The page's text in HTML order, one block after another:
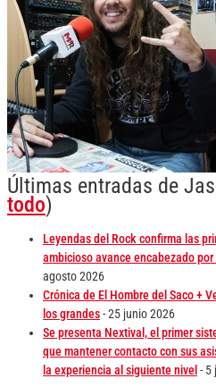
Últimas entradas de
todo)
Leyendas del Rock confirma las
ambicioso avance encabezado
agosto 2026
Crónica de El Hombre del Saco +
los grandes- 25 junio 2026
Se presenta Nextival, el primer
que mantener contacto con sus
la experiencia al siguiente nivel - 5